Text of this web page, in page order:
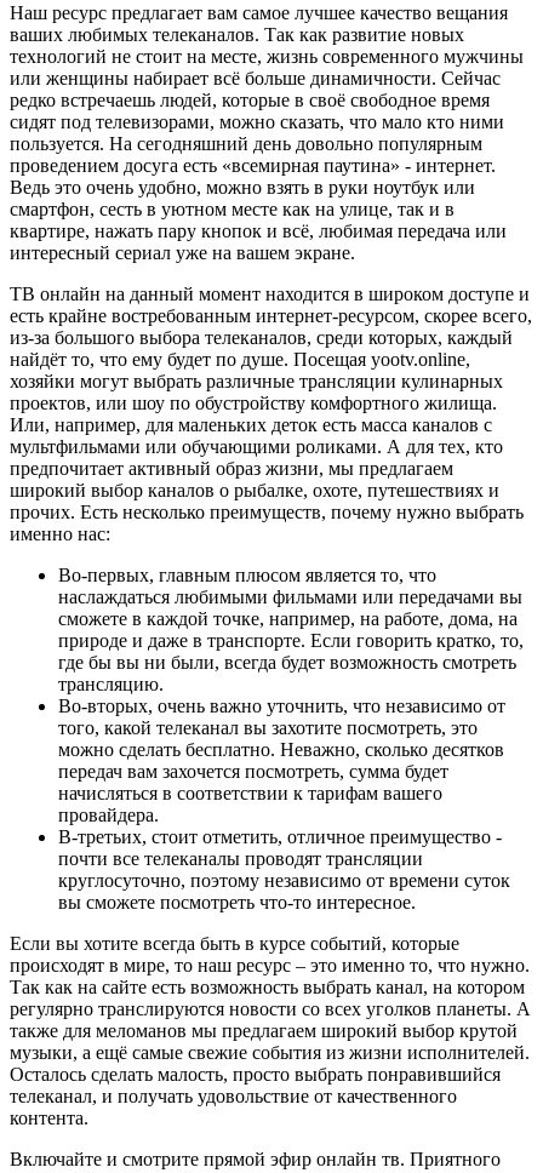
Наш ресурс предлагает вам самое лучшее качество вещания
ваших любимых телеканалов. Так как развитие новых
технологий не стоит на месте, жизнь современного мужчины
или женщины набирает всё больше динамичности. Сейчас
редко встречаешь людей, которые в своё свободное время
сидят под телевизорами, можно сказать, что мало кто ними
пользуется. На сегодняшний день довольно популярным
проведением досуга есть «всемирная паутина» - интернет.
Ведь это очень удобно, можно взять в руки ноутбук или
смартфон, сесть в уютном месте как на улице, так и в
квартире, нажать пару кнопок и всё, любимая передача или
интересный сериал уже на вашем экране.
ТВ онлайн на данный момент находится в широком доступе и
есть крайне востребованным интернет-ресурсом, скорее всего,
из-за большого выбора телеканалов, среди которых, каждый
найдёт то, что ему будет по душе. Посещая yootv.online,
хозяйки могут выбрать различные трансляции кулинарных
проектов, или шоу по обустройству комфортного жилища.
Или, например, для маленьких деток есть масса каналов с
мультфильмами или обучающими роликами. А для тех, кто
предпочитает активный образ жизни, мы предлагаем
широкий выбор каналов о рыбалке, охоте, путешествиях и
прочих. Есть несколько преимуществ, почему нужно выбрать
именно нас:
Во-первых, главным плюсом является то, что
наслаждаться любимыми фильмами или передачами вы
сможете в каждой точке, например, на работе, дома, на
природе и даже в транспорте. Если говорить кратко, то,
где бы вы ни были, всегда будет возможность смотреть
трансляцию.
Во-вторых, очень важно уточнить, что независимо от
того, какой телеканал вы захотите посмотреть, это
можно сделать бесплатно. Неважно, сколько десятков
передач вам захочется посмотреть, сумма будет
начисляться в соответствии к тарифам вашего
провайдера.
В-третьих, стоит отметить, отличное преимущество -
почти все телеканалы проводят трансляции
круглосуточно, поэтому независимо от времени суток
вы сможете посмотреть что-то интересное.
Если вы хотите всегда быть в курсе событий, которые
происходят в мире, то наш ресурс – это именно то, что нужно.
Так как на сайте есть возможность выбрать канал, на котором
регулярно транслируются новости со всех уголков планеты. А
также для меломанов мы предлагаем широкий выбор крутой
музыки, а ещё самые свежие события из жизни исполнителей.
Осталось сделать малость, просто выбрать понравившийся
телеканал, и получать удовольствие от качественного
контента.
Включайте и смотрите прямой эфир онлайн тв. Приятного